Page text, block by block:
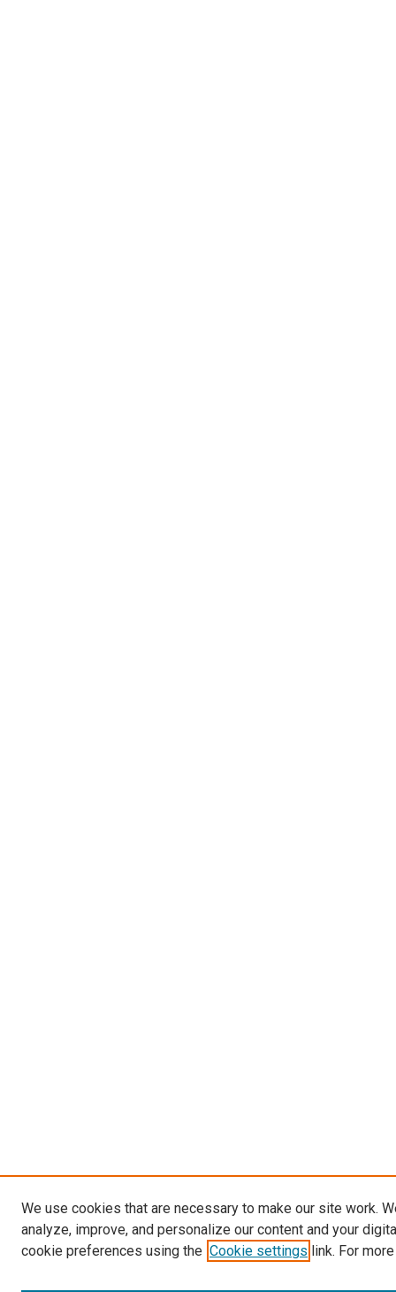
We use cookies that are necessary to make our site work.
analyze, improve, and personalize our content and your
cookie preferences using the Cookie settings link. For